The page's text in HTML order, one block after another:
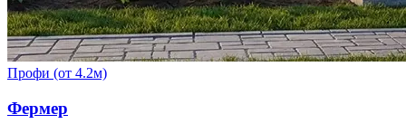
Профи (от 4.2м)
Фермер